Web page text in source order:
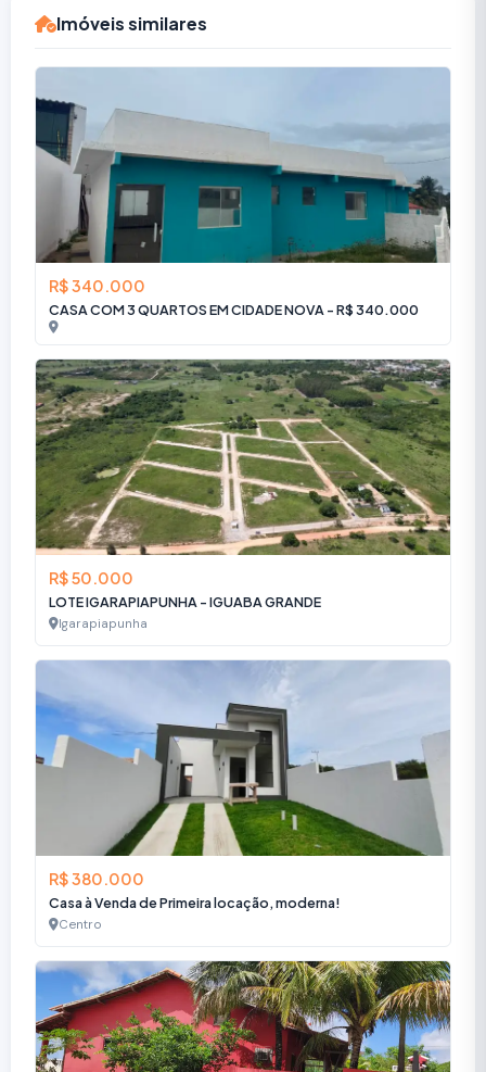
Imóveis similares
R$ 340.000
CASA COM 3 QUARTOS EM CIDADE NOVA - R$ 340.000
R$ 50.000
LOTE IGARAPIAPUNHA - IGUABA GRANDE
Igarapiapunha
R$ 380.000
Casa à Venda de Primeira locação, moderna!
Centro